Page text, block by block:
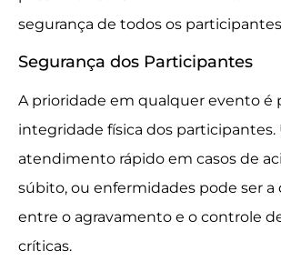
segurança de todos os
Segurança dos Participantes
A prioridade em qualquer evento é
integridade física dos participantes.
atendimento rápido em casos de
súbito, ou enfermidades pode ser a
entre o agravamento e o controle
críticas.